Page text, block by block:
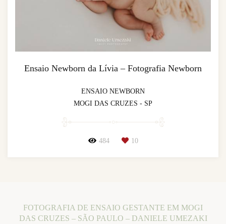
Ensaio Newborn da Lívia – Fotografia Newborn
ENSAIO NEWBORN
MOGI DAS CRUZES - SP
484 10
FOTOGRAFIA DE ENSAIO GESTANTE EM MOGI
DAS CRUZES – SÃO PAULO – DANIELE UMEZAKI